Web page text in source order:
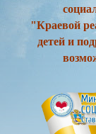
"Краевой
детей и